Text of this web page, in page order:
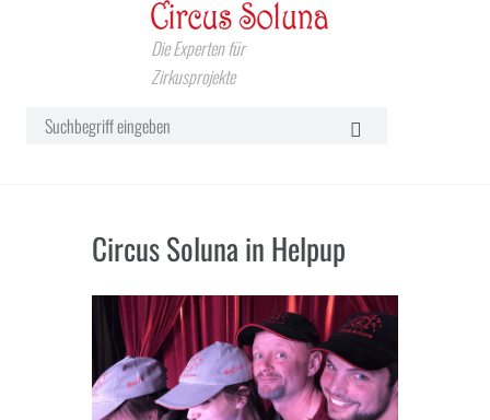
Die Experten für
Zirkusprojekte
Circus Soluna in Helpup